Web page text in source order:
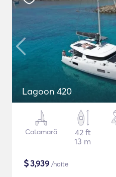
Lagoon 420
Catamarã
42 ft
13 m
$3,939 /noite